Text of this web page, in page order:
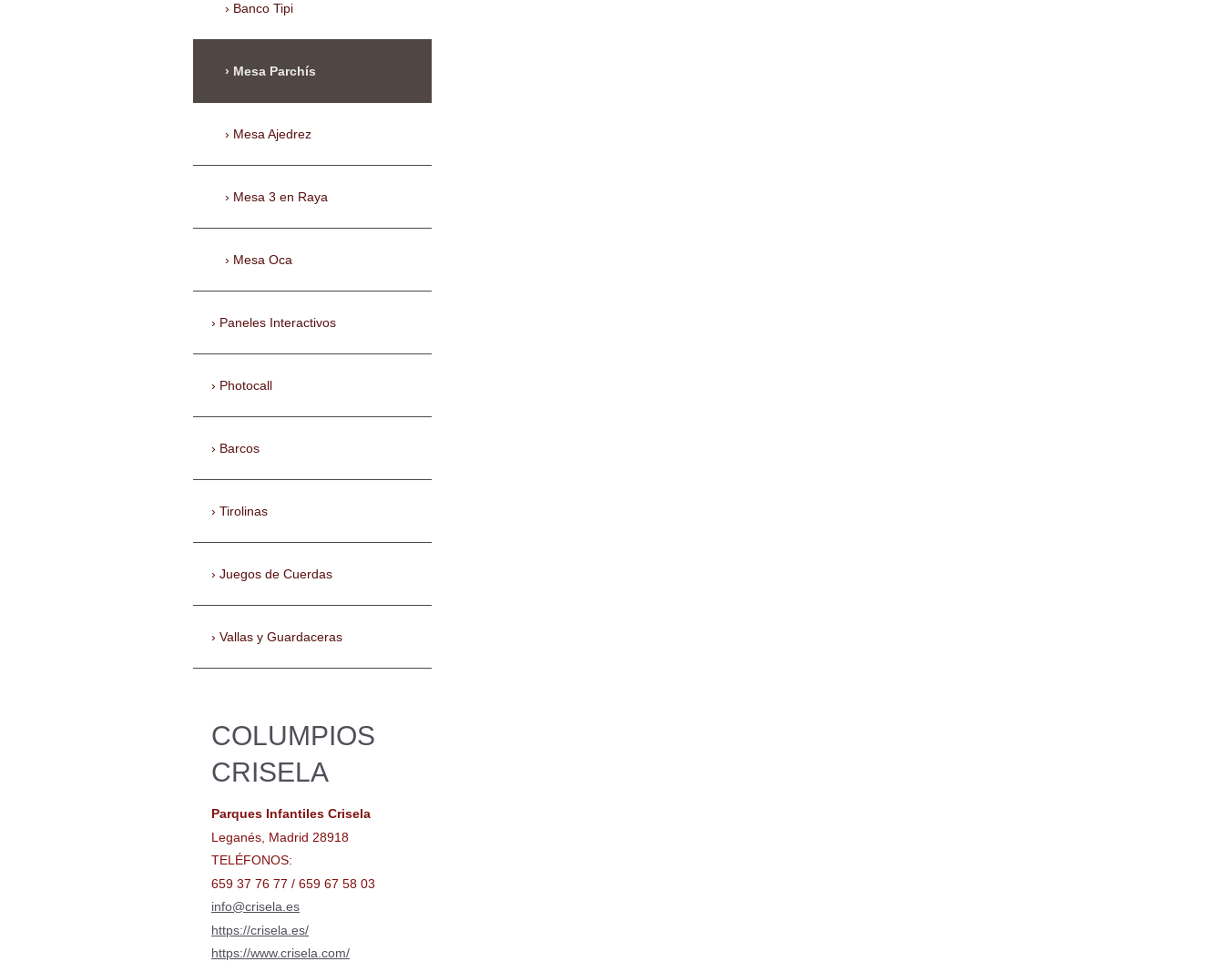
Banco Tipi
Mesa Parchís
Mesa Ajedrez
Mesa 3 en Raya
Mesa Oca
Paneles Interactivos
Photocall
Barcos
Tirolinas
Juegos de Cuerdas
Vallas y Guardaceras
COLUMPIOS
CRISELA
Parques Infantiles Crisela
Leganés, Madrid 28918
TELÉFONOS:
659 37 76 77 / 659 67 58 03
info@crisela.es
https://crisela.es/
https://www.crisela.com/